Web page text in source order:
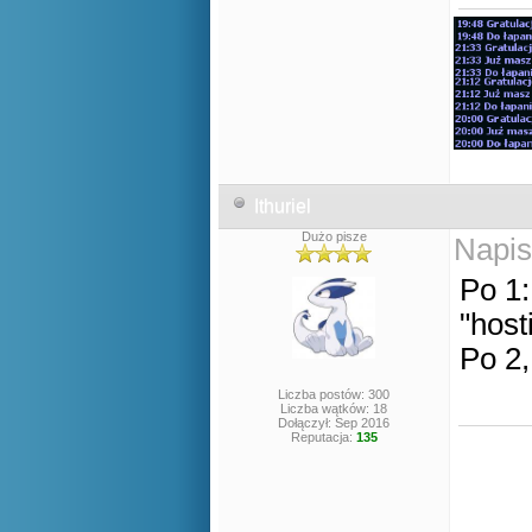
Ithuriel
Dużo pisze
Liczba postów: 300
Liczba wątków: 18
Dołączył: Sep 2016
Reputacja: 135
Po
Po